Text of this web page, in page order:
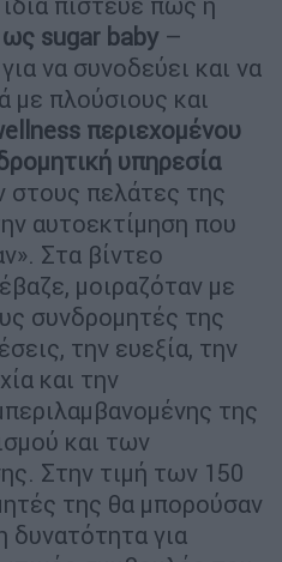
ως sugar baby –
να συνοδεύει και να
με πλούσιους και
περιεχομένου
υπηρεσία
στους πελάτες της
αυτοεκτίμηση που
Στα βίντεο
μοιραζόταν με
συνδρομητές της
την ευεξία, την
και την
της
και των
Στην τιμή των 150
της θα μπορούσαν
δυνατότητα για